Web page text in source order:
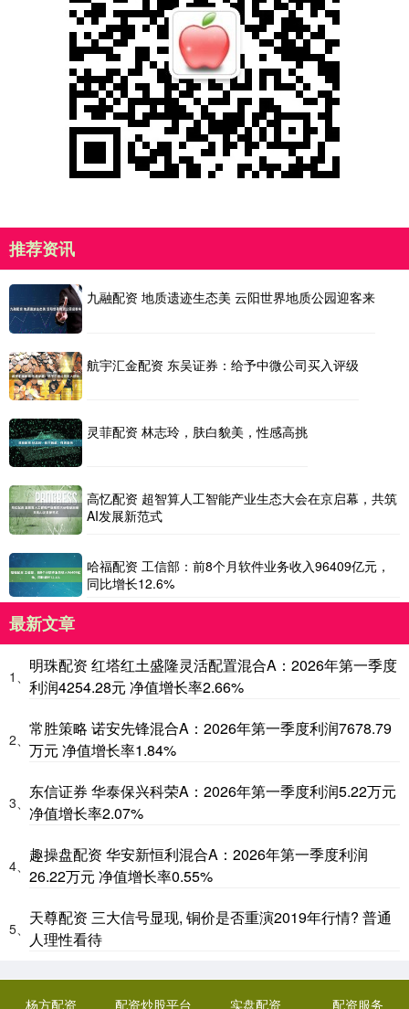
推荐资讯
九融配资 地质遗迹生态美 云阳世界地质公园迎客来
航宇汇金配资 东吴证券：给予中微公司买入评级
灵菲配资 林志玲，肤白貌美，性感高挑
高忆配资 超智算人工智能产业生态大会在京启幕，共筑
AI发展新范式
哈福配资 工信部：前8个月软件业务收入96409亿元，
同比增长12.6%
最新文章
1、
明珠配资 红塔红土盛隆灵活配置混合A：2026年第一季度
利润4254.28元 净值增长率2.66%
2、
常胜策略 诺安先锋混合A：2026年第一季度利润7678.79
万元 净值增长率1.84%
3、
东信证券 华泰保兴科荣A：2026年第一季度利润5.22万元
净值增长率2.07%
4、
趣操盘配资 华安新恒利混合A：2026年第一季度利润
26.22万元 净值增长率0.55%
5、
天尊配资 三大信号显现, 铜价是否重演2019年行情? 普通
人理性看待
杨方配资 配资炒股平台 实盘配资 配资服务